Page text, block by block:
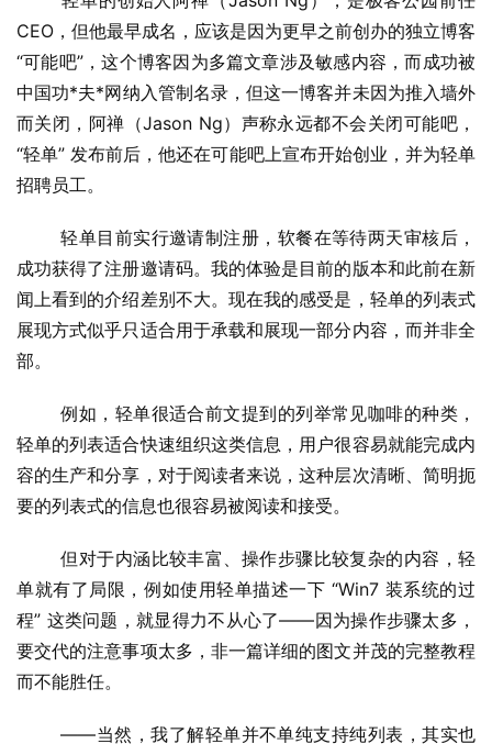
业
W
i
n
1
W
i
n
1
C
软
件
CEO，但他最早成名，应该是因为更早之前创办的独立博客
“可能吧”，这个博客因为多篇文章涉及敏感内容，而成功被
中国功*夫*网纳入管制名录，但这一博客并未因为推入墙外
而关闭，阿禅（Jason Ng）声称永远都不会关闭可能吧，
“轻单” 发布前后，他还在可能吧上宣布开始创业，并为轻单
招聘员工。
	轻单目前实行邀请制注册，软餐在等待两天审核后，
成功获得了注册邀请码。我的体验是目前的版本和此前在新
闻上看到的介绍差别不大。现在我的感受是，轻单的列表式
展现方式似乎只适合用于承载和展现一部分内容，而并非全
部。
	例如，轻单很适合前文提到的列举常见咖啡的种类，
轻单的列表适合快速组织这类信息，用户很容易就能完成内
容的生产和分享，对于阅读者来说，这种层次清晰、简明扼
要的列表式的信息也很容易被阅读和接受。
	但对于内涵比较丰富、操作步骤比较复杂的内容，轻
单就有了局限，例如使用轻单描述一下 “Win7 装系统的过
程” 这类问题，就显得力不从心了——因为操作步骤太多，
要交代的注意事项太多，非一篇详细的图文并茂的完整教程
而不能胜任。
	——当然，我了解轻单并不单纯支持纯列表，其实也